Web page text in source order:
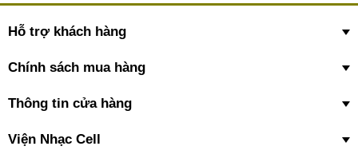
Hỗ trợ khách hàng
Chính sách mua hàng
Thông tin cửa hàng
Viện Nhạc Cell